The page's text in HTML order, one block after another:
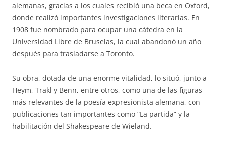
alemanas, gracias a los cuales recibió una beca en Oxford,
donde realizó importantes investigaciones literarias. En
1908 fue nombrado para ocupar una cátedra en la
Universidad Libre de Bruselas, la cual abandonó un año
después para trasladarse a Toronto.
Su obra, dotada de una enorme vitalidad, lo situó, junto a
Heym, Trakl y Benn, entre otros, como una de las figuras
más relevantes de la poesía expresionista alemana, con
publicaciones tan importantes como “La partida” y la
habilitación del Shakespeare de Wieland.